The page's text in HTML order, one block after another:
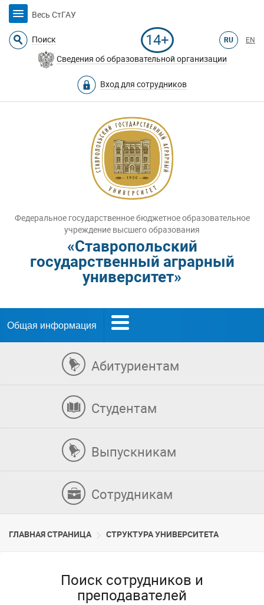
Весь СтГАУ
Поиск 14+ RU EN
Сведения об образовательной организации
Вход для сотрудников
Федеральное государственное бюджетное образовательное
учреждение высшего образования
«Ставропольский
государственный аграрный
университет»
Общая информация
Абитуриентам
Студентам
Выпускникам
Сотрудникам
ГЛАВНАЯ СТРАНИЦА CТРУКТУРА УНИВЕРСИТЕТА
Поиск сотрудников и
преподавателей